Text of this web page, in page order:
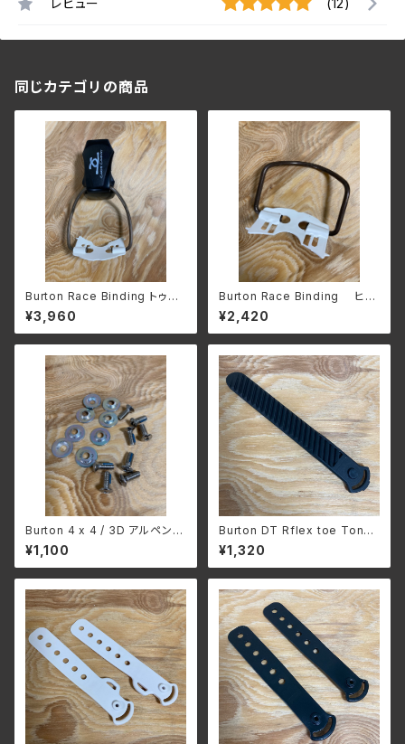
レビュー (12)
同じカテゴリの商品
Burton Race Binding トゥー
クリップ & ベール set １本
¥3,960
Burton Race Binding ヒー
ル ベール & ベールホルダー se
t １本
¥2,420
Burton 4 x 4 / 3D アルペン&
フリースタイル ビンディング共
通 ビス＆ワッシャー 8本セット
¥1,100
Burton DT Rflex toe Tongu
e ダブルテイク レフレックス ト
¥1,320